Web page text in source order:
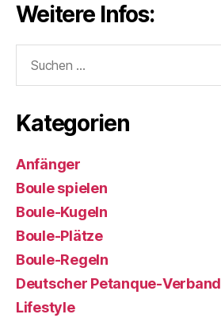
Weitere Infos:
nach:
Kategorien
Anfänger
Boule spielen
Boule-Kugeln
Boule-Plätze
Boule-Regeln
Deutscher Petanque-Verband
Lifestyle